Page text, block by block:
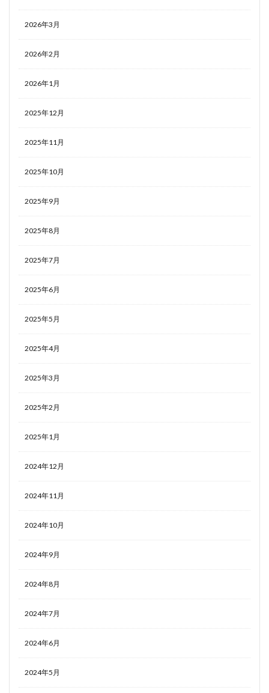
2026年3月
2026年2月
2026年1月
2025年12月
2025年11月
2025年10月
2025年9月
2025年8月
2025年7月
2025年6月
2025年5月
2025年4月
2025年3月
2025年2月
2025年1月
2024年12月
2024年11月
2024年10月
2024年9月
2024年8月
2024年7月
2024年6月
2024年5月